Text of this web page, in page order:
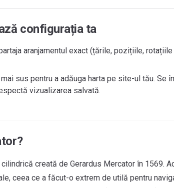
configurația ta
aranjamentul exact (țările, pozițiile,
sus pentru a adăuga harta pe site-ul tău. Se
vizualizarea salvată.
creată de Gerardus Mercator în 1569.
ceea ce a făcut-o extrem de utilă pentru